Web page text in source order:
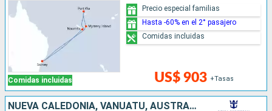
Comidas incluidas US$ 903 +Tasas
Precio especial familias
Hasta -60% en el 2° pasajero
Comidas incluidas
NUEVA CALEDONIA, VANUATU, AUSTRALIA